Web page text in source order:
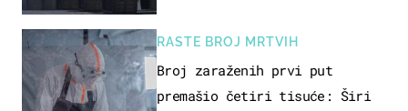
RASTE BROJ MRTVIH
Broj zaraženih prvi put
premašio četiri tisuće: Širi